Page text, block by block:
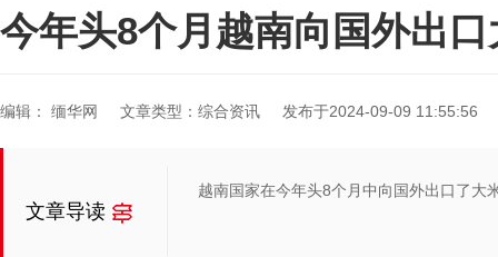
今年头8个月越南向国外出
编辑： 缅华网 文章类型：综合资讯 发布于2024-09-09 11:55:56
文章导读
越南国家在今年头8个月中向国外出口了大